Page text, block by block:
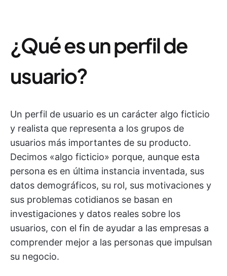
¿Qué es un perfil de
usuario?
Un perfil de usuario es un carácter algo ficticio
y realista que representa a los grupos de
usuarios más importantes de su producto.
Decimos «algo ficticio» porque, aunque esta
persona es en última instancia inventada, sus
datos demográficos, su rol, sus motivaciones y
sus problemas cotidianos se basan en
investigaciones y datos reales sobre los
usuarios, con el fin de ayudar a las empresas a
comprender mejor a las personas que impulsan
su negocio.